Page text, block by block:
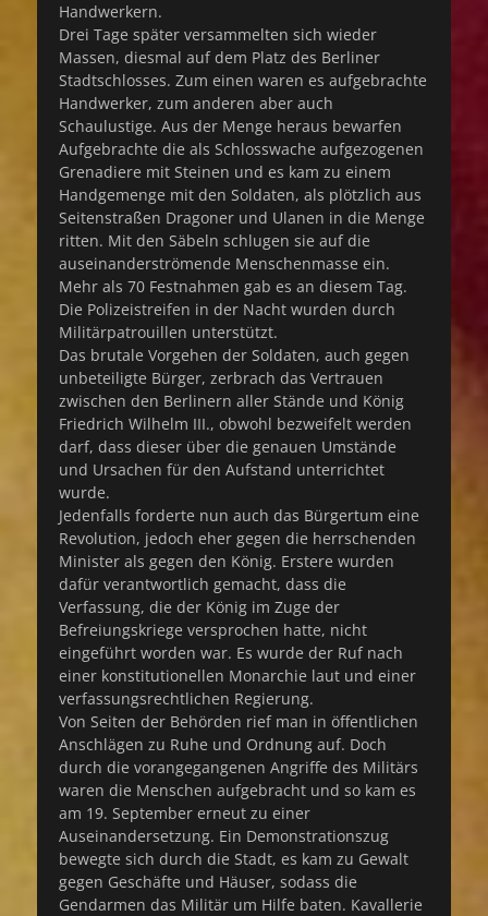
Handwerkern.
Drei Tage später versammelten sich wieder
Massen, diesmal auf dem Platz des Berliner
Stadtschlosses. Zum einen waren es aufgebrachte
Handwerker, zum anderen aber auch
Schaulustige. Aus der Menge heraus bewarfen
Aufgebrachte die als Schlosswache aufgezogenen
Grenadiere mit Steinen und es kam zu einem
Handgemenge mit den Soldaten, als plötzlich aus
Seitenstraßen Dragoner und Ulanen in die Menge
ritten. Mit den Säbeln schlugen sie auf die
auseinanderströmende Menschenmasse ein.
Mehr als 70 Festnahmen gab es an diesem Tag.
Die Polizeistreifen in der Nacht wurden durch
Militärpatrouillen unterstützt.
Das brutale Vorgehen der Soldaten, auch gegen
unbeteiligte Bürger, zerbrach das Vertrauen
zwischen den Berlinern aller Stände und König
Friedrich Wilhelm III., obwohl bezweifelt werden
darf, dass dieser über die genauen Umstände
und Ursachen für den Aufstand unterrichtet
wurde.
Jedenfalls forderte nun auch das Bürgertum eine
Revolution, jedoch eher gegen die herrschenden
Minister als gegen den König. Erstere wurden
dafür verantwortlich gemacht, dass die
Verfassung, die der König im Zuge der
Befreiungskriege versprochen hatte, nicht
eingeführt worden war. Es wurde der Ruf nach
einer konstitutionellen Monarchie laut und einer
verfassungsrechtlichen Regierung.
Von Seiten der Behörden rief man in öffentlichen
Anschlägen zu Ruhe und Ordnung auf. Doch
durch die vorangegangenen Angriffe des Militärs
waren die Menschen aufgebracht und so kam es
am 19. September erneut zu einer
Auseinandersetzung. Ein Demonstrationszug
bewegte sich durch die Stadt, es kam zu Gewalt
gegen Geschäfte und Häuser, sodass die
Gendarmen das Militär um Hilfe baten. Kavallerie